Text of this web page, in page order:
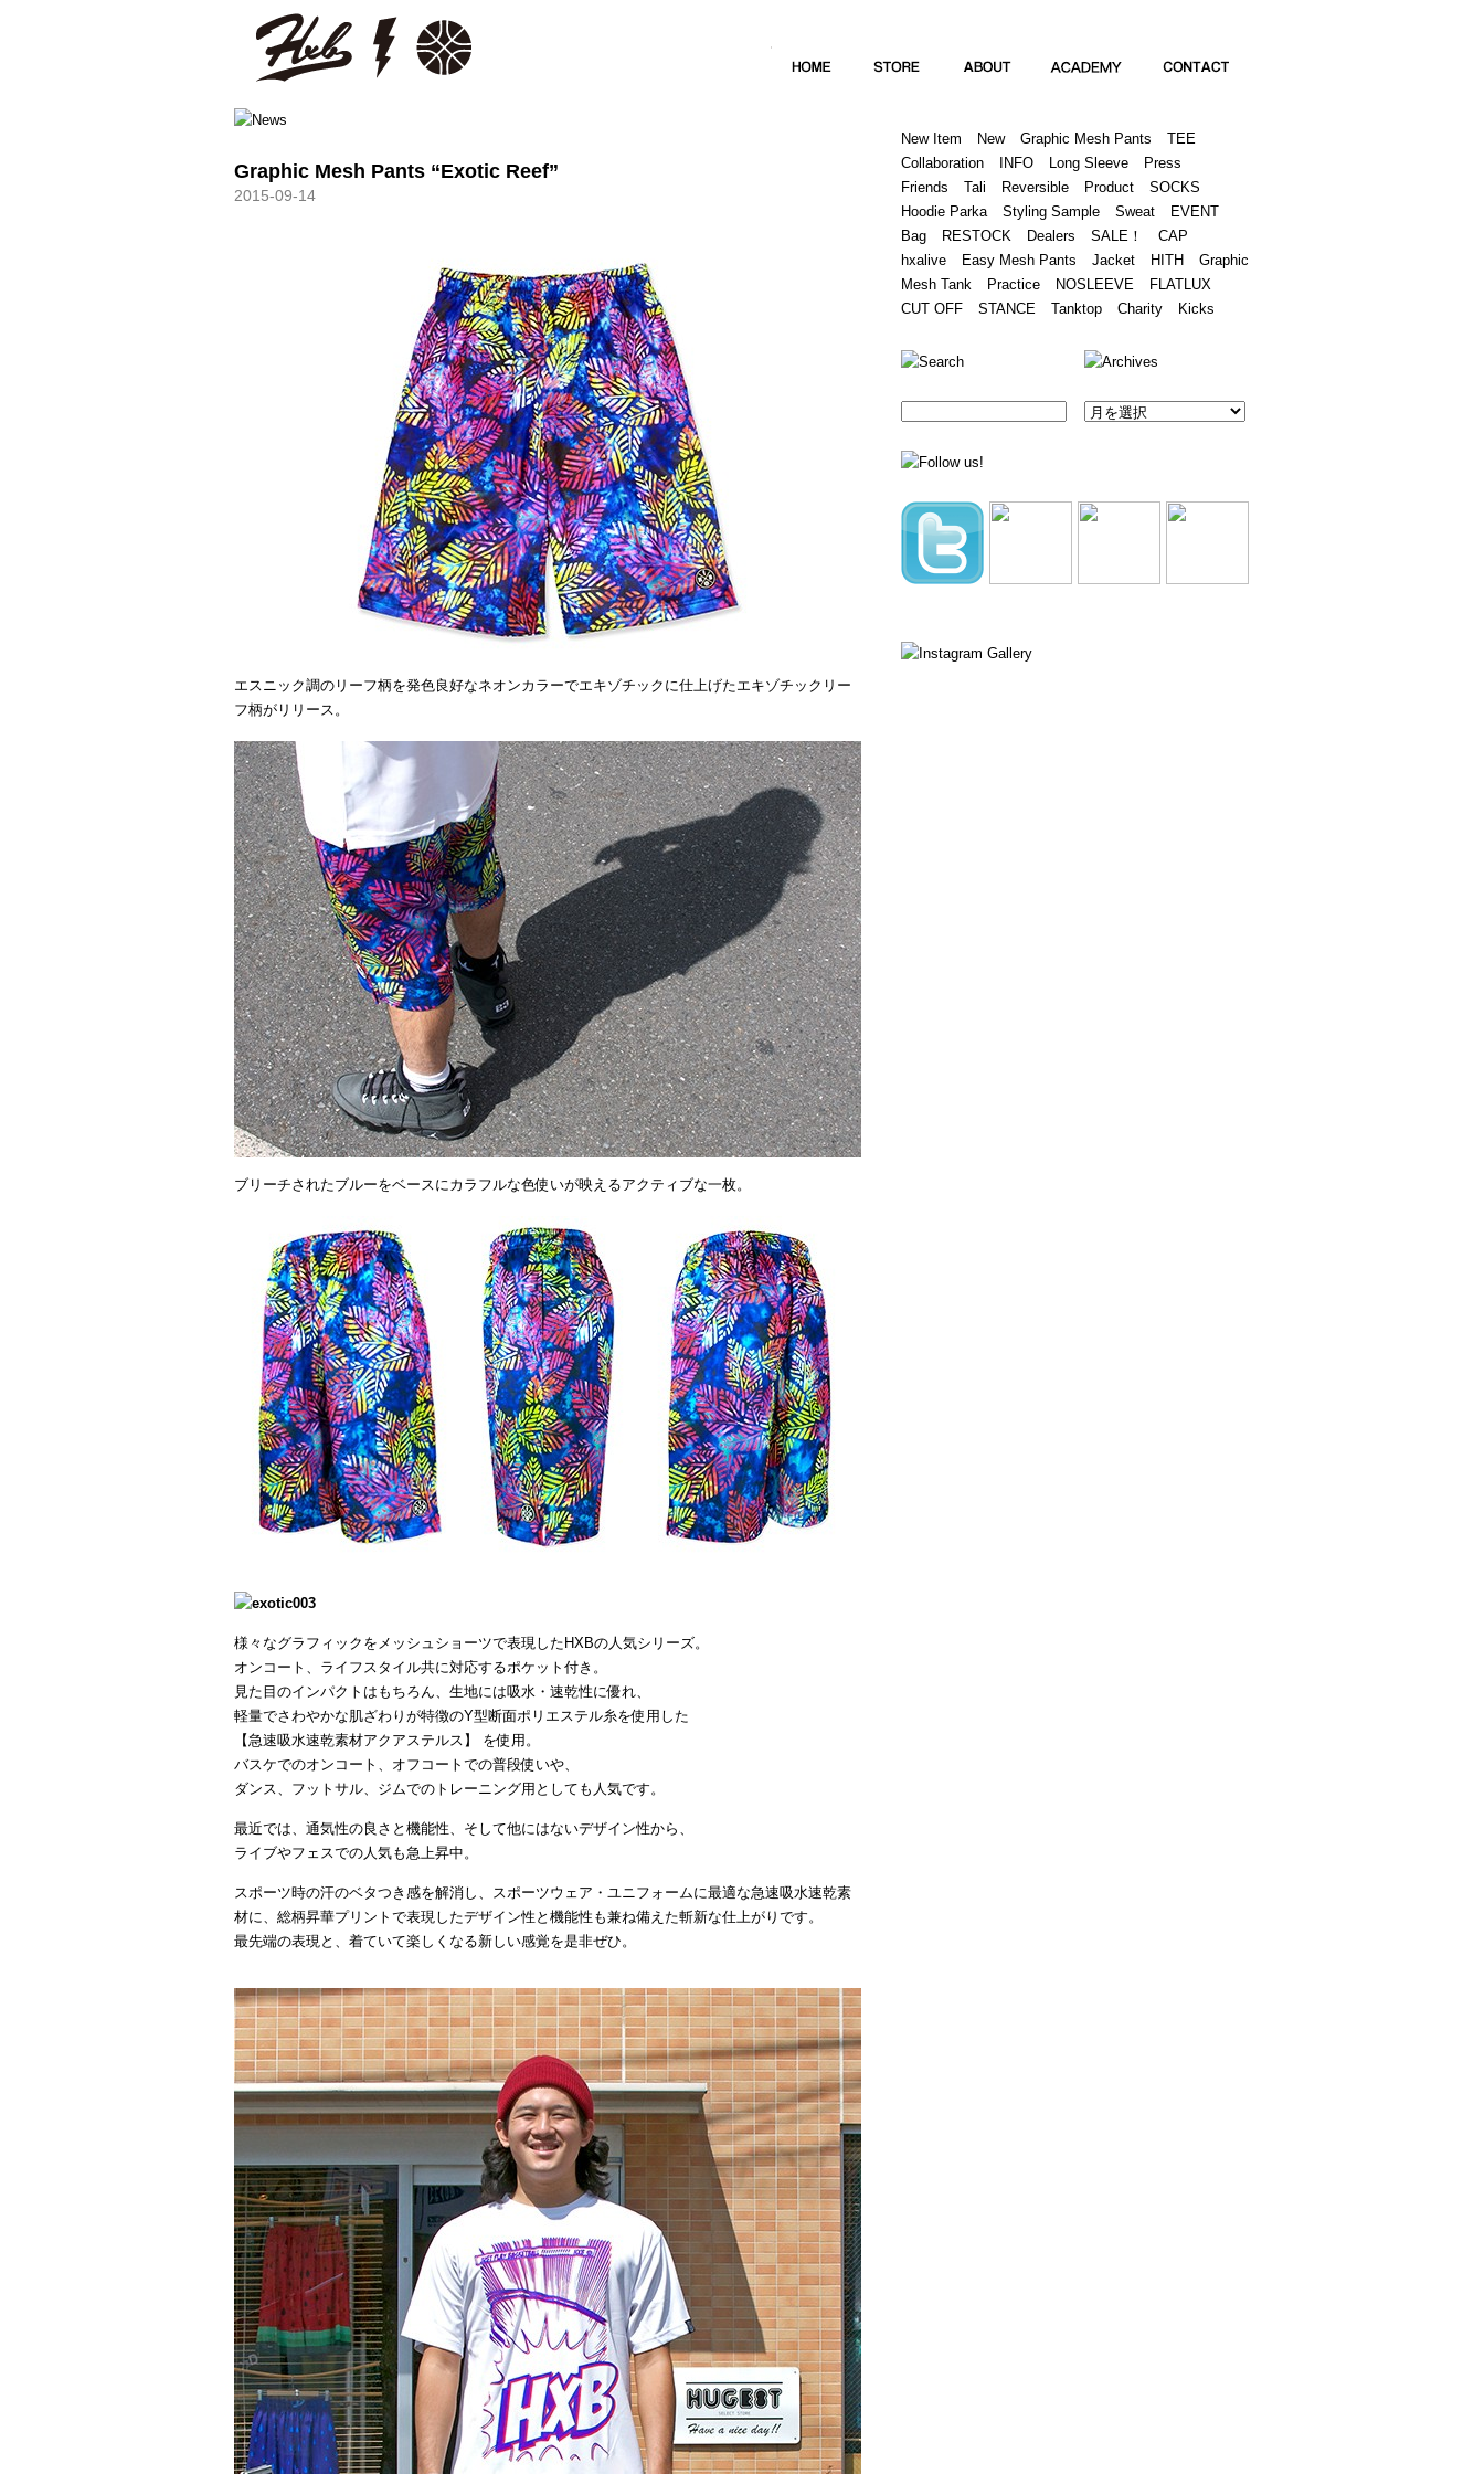
Graphic Mesh Pants “Exotic Reef”
2015-09-14
エスニック調のリーフ柄を発色良好なネオンカラーでエキゾチックに仕上げたエキゾチックリー
フ柄がリリース。
ブリーチされたブルーをベースにカラフルな色使いが映えるアクティブな一枚。
様々なグラフィックをメッシュショーツで表現したHXBの人気シリーズ。
オンコート、ライフスタイル共に対応するポケット付き。
見た目のインパクトはもちろん、生地には吸水・速乾性に優れ、
軽量でさわやかな肌ざわりが特徴のY型断面ポリエステル糸を使用した
【急速吸水速乾素材アクアステルス】 を使用。
バスケでのオンコート、オフコートでの普段使いや、
ダンス、フットサル、ジムでのトレーニング用としても人気です。
最近では、通気性の良さと機能性、そして他にはないデザイン性から、
ライブやフェスでの人気も急上昇中。
スポーツ時の汗のベタつき感を解消し、スポーツウェア・ユニフォームに最適な急速吸水速乾素
材に、総柄昇華プリントで表現したデザイン性と機能性も兼ね備えた斬新な仕上がりです。
最先端の表現と、着ていて楽しくなる新しい感覚を是非ぜひ。
New Item New Graphic Mesh Pants
TEE
Collaboration
INFO Long Sleeve
Press
Friends
Tali Reversible Product
SOCKS
Hoodie Parka
Styling Sample Sweat
EVENT
Bag
RESTOCK Dealers SALE！
CAP
hxalive
Easy Mesh Pants Jacket HITH
Graphic
Mesh Tank
Practice NOSLEEVE
FLATLUX
CUT OFF
STANCE Tanktop Charity Kicks